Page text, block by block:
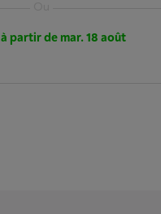
à partir de mar. 18 août